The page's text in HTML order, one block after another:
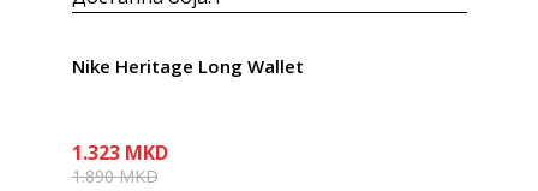
Nike Heritage Long Wallet
1.323 MKD
1.890MKD